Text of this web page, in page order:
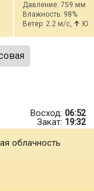
Давление: 759 мм
Влажность: 98%
Ветер: 2.2 м/с,
Ю
Восход: 06:52
Закат: 19:32
облачность